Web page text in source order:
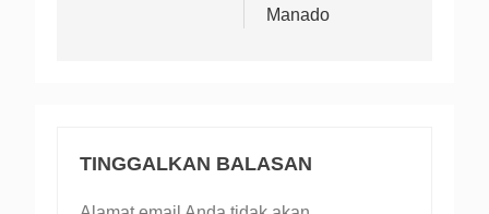
Manado
TINGGALKAN BALASAN